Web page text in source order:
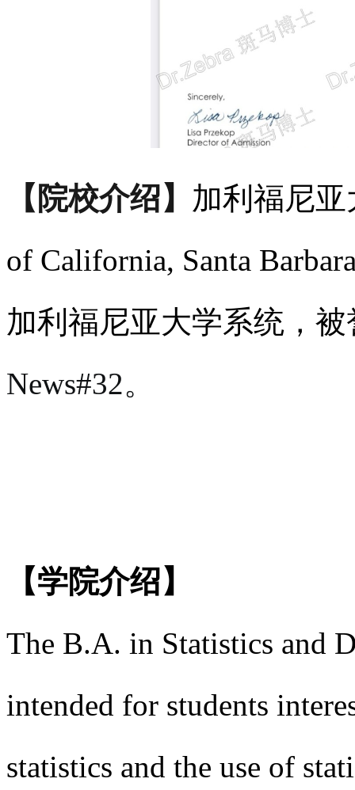
【院校介绍】 加利福尼
of California, Santa
加利福尼亚大学系统，
News#32。
【学院介绍】
The B.A. in Statistics and
intended for students
statistics and the use of